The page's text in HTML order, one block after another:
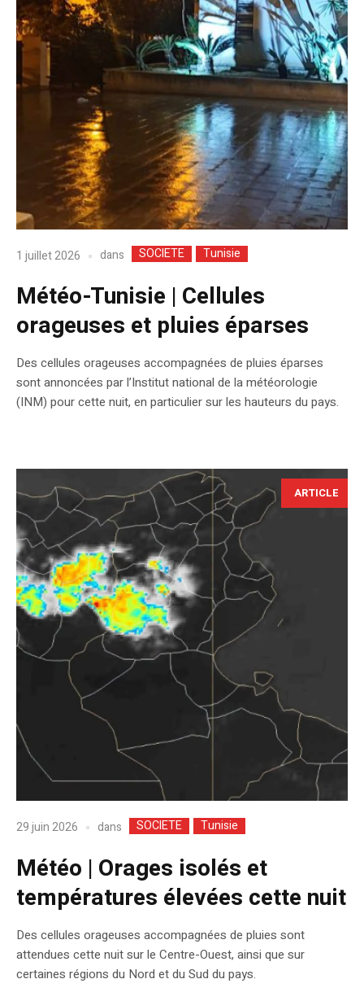
1 juillet 2026 dans SOCIETE Tunisie
Météo-Tunisie | Cellules
orageuses et pluies éparses
Des cellules orageuses accompagnées de pluies éparses
sont annoncées par l’Institut national de la météorologie
(INM) pour cette nuit, en particulier sur les hauteurs du pays.
ARTICLE
29 juin 2026 dans SOCIETE Tunisie
Météo | Orages isolés et
températures élevées cette nuit
Des cellules orageuses accompagnées de pluies sont
attendues cette nuit sur le Centre-Ouest, ainsi que sur
certaines régions du Nord et du Sud du pays.